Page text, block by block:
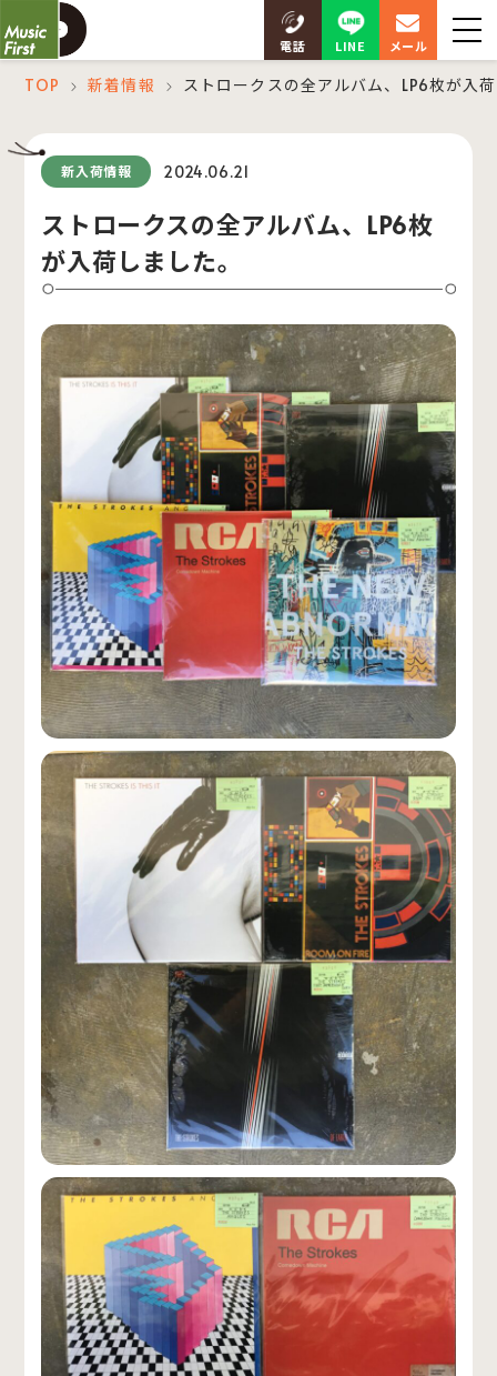
電話 LINE メール
TOP ＞ 新着情報 ＞ ストロークスの全アルバム、LP6枚が入
新入荷情報 2024.06.21
ストロークスの全アルバム、LP6枚
が入荷しました。